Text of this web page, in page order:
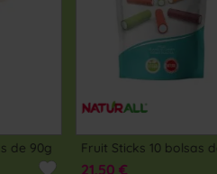
180g
21,50 €